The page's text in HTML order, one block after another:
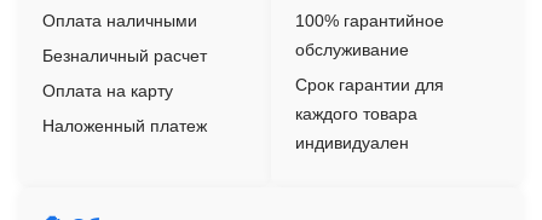
Оплата наличными
Безналичный расчет
Оплата на карту
Наложенный платеж
100% гарантийное
обслуживание
Срок гарантии для
каждого товара
индивидуален